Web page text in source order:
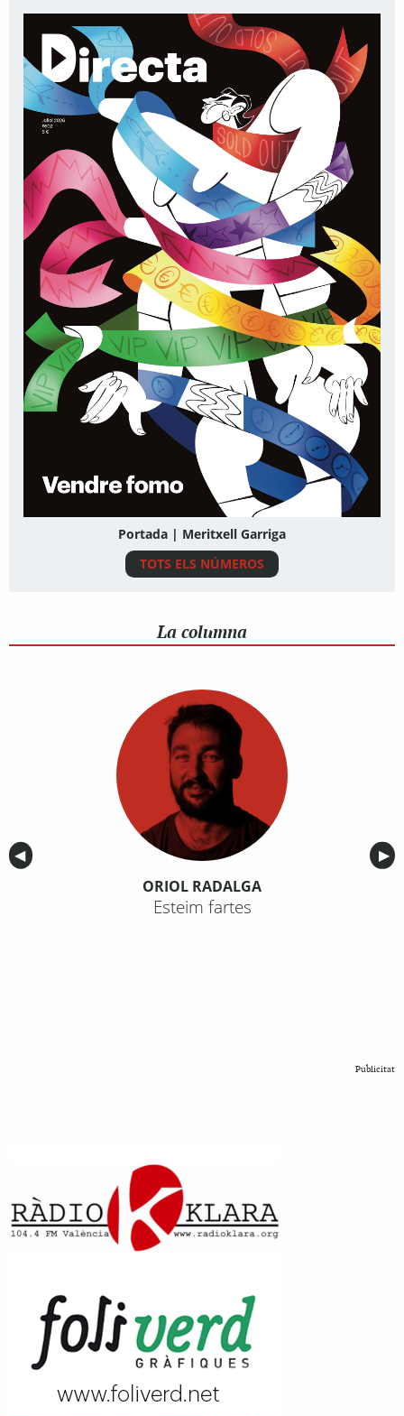
Portada | Meritxell Garriga
TOTS ELS NÚMEROS
La columna
Anterior
◀︎ ▶︎
ORIOL RADALGA
Esteim fartes
Publicitat